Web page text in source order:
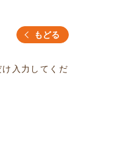
もどる
入力してくだ